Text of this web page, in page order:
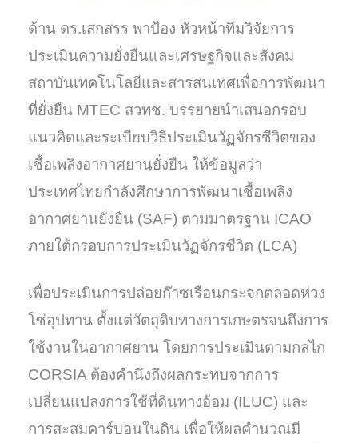
ด้าน ดร.เสกสรร พาป้อง หัวหน้าทีมวิจัยการ
ประเมินความยั่งยืนและเศรษฐกิจและสังคม
สถาบันเทคโนโลยีและสารสนเทศเพื่อการพัฒนา
ที่ยั่งยืน MTEC สวทช. บรรยายนำเสนอกรอบ
แนวคิดและระเบียบวิธีประเมินวัฏจักรชีวิตของ
เชื้อเพลิงอากาศยานยั่งยืน ให้ข้อมูลว่า
ประเทศไทยกำลังศึกษาการพัฒนาเชื้อเพลิง
อากาศยานยั่งยืน (SAF) ตามมาตรฐาน ICAO
ภายใต้กรอบการประเมินวัฏจักรชีวิต (LCA)
เพื่อประเมินการปล่อยก๊าซเรือนกระจกตลอดห่วง
โซ่อุปทาน ตั้งแต่วัตถุดิบทางการเกษตรจนถึงการ
ใช้งานในอากาศยาน โดยการประเมินตามกลไก
CORSIA ต้องคำนึงถึงผลกระทบจากการ
เปลี่ยนแปลงการใช้ที่ดินทางอ้อม (ILUC) และ
การสะสมคาร์บอนในดิน เพื่อให้ผลคำนวณมี